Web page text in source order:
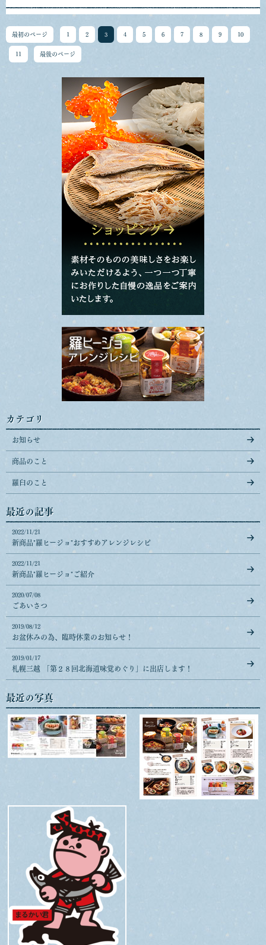
最初のページ 1 2 3 4 5 6 7 8 9 10
11 最後のページ
カテゴリ
お知らせ
商品のこと
羅臼のこと
最近の記事
2022/11/21
新商品"羅ヒージョ"おすすめアレンジレシピ
2022/11/21
新商品"羅ヒージョ"ご紹介
2020/07/08
ごあいさつ
2019/08/12
お盆休みの為、臨時休業のお知らせ！
2019/01/17
札幌三越 「第２８回北海道味覚めぐり」に出店します！
最近の写真